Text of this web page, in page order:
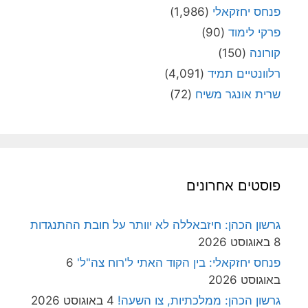
פנחס יחזקאלי (1,986)
פרקי לימוד (90)
קורונה (150)
רלוונטיים תמיד (4,091)
שרית אונגר משיח (72)
פוסטים אחרונים
גרשון הכהן: חיזבאללה לא יוותר על חובת ההתנגדות
8 באוגוסט 2026
פנחס יחזקאלי: בין הקוד האתי ל'רוח צה"ל' 6
באוגוסט 2026
גרשון הכהן: ממלכתיות, צו השעה! 4 באוגוסט 2026